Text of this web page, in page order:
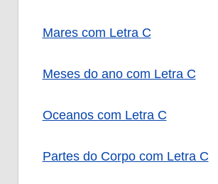
Mares com Letra C
Meses do ano com Letra C
Oceanos com Letra C
Partes do Corpo com Letra C